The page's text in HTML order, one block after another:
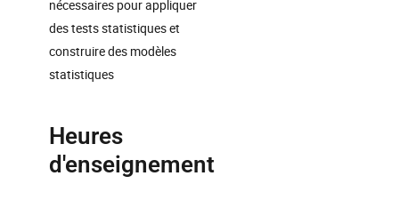
nécessaires pour appliquer
des tests statistiques et
construire des modèles
statistiques
Heures
d'enseignement